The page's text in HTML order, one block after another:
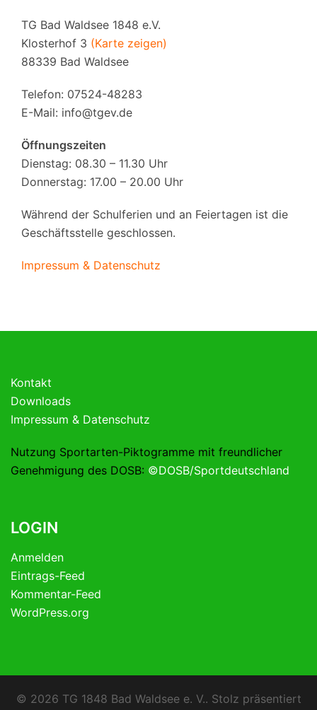
TG Bad Waldsee 1848 e.V.
Klosterhof 3 (Karte zeigen)
88339 Bad Waldsee
Telefon: 07524-48283
E-Mail: info@tgev.de
Öffnungszeiten
Dienstag: 08.30 – 11.30 Uhr
Donnerstag: 17.00 – 20.00 Uhr
Während der Schulferien und an Feiertagen ist die
Geschäftsstelle geschlossen.
Impressum & Datenschutz
Kontakt
Downloads
Impressum & Datenschutz
Nutzung Sportarten-Piktogramme mit freundlicher
Genehmigung des DOSB: ©DOSB/Sportdeutschland
LOGIN
Anmelden
Eintrags-Feed
Kommentar-Feed
WordPress.org
© 2026 TG 1848 Bad Waldsee e. V.. Stolz präsentiert